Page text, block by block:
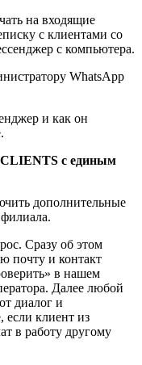
на входящие
с клиентами со
с компьютера.
WhatsApp
и как он
с единым
дополнительные
Сразу об этом
почту и контакт
в нашем
Далее любой
диалог и
если клиент из
в работу другому